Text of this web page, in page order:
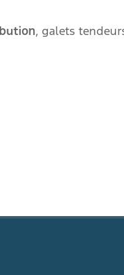
, galets